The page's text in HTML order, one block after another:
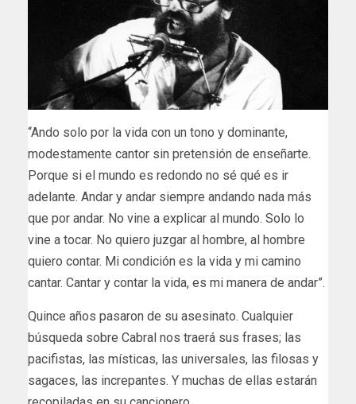
“Ando solo por la vida con un tono y dominante,
modestamente cantor sin pretensión de enseñarte.
Porque si el mundo es redondo no sé qué es ir
adelante. Andar y andar siempre andando nada más
que por andar. No vine a explicar al mundo. Solo lo
vine a tocar. No quiero juzgar al hombre, al hombre
quiero contar. Mi condición es la vida y mi camino
cantar. Cantar y contar la vida, es mi manera de andar”.
Quince años pasaron de su asesinato. Cualquier
búsqueda sobre Cabral nos traerá sus frases; las
pacifistas, las místicas, las universales, las filosas y
sagaces, las increpantes. Y muchas de ellas estarán